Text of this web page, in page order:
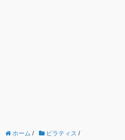
ホーム / ピラティス /